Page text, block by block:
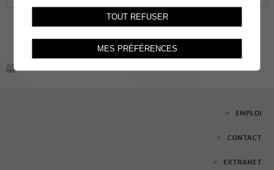
EMPLOI
CONTACT
EXTRANET
TOUT REFUSER
MES PRÉFÉRENCES